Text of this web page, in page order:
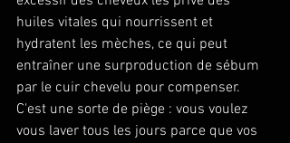
huiles vitales qui nourrissent et
hydratent les mèches, ce qui peut
entraîner une surproduction de sébum
par le cuir chevelu pour compenser.
C'est une sorte de piège : vous voulez
vous laver tous les jours parce que vos